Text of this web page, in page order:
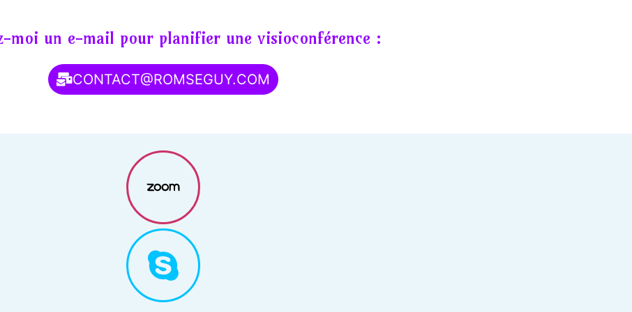
moi un e-mail pour planifier une visioconférence :
CONTACT@ROMSEGUY.COM